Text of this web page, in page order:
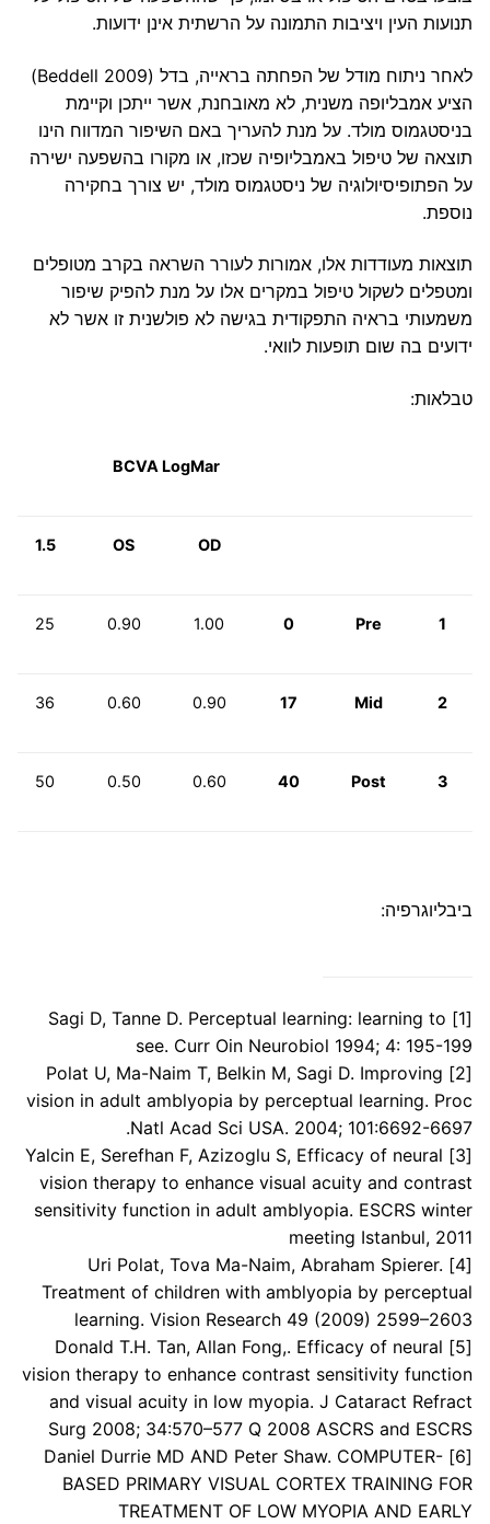
תנועות העין ויציבות התמונה על הרשתית אינן ידועות.
לאחר ניתוח מודל של הפחתה בראייה, בדל (Beddell 2009)
הציע אמבליופה משנית, לא מאובחנת, אשר ייתכן וקיימת
בניסטגמוס מולד. על מנת להעריך באם השיפור המדווח הינו
תוצאה של טיפול באמבליופיה שכזו, או מקורו בהשפעה ישירה
על הפתופיסיולוגיה של ניסטגמוס מולד, יש צורך בחקירה
נוספת.
תוצאות מעודדות אלו, אמורות לעורר השראה בקרב מטופלים
ומטפלים לשקול טיפול במקרים אלו על מנת להפיק שיפור
משמעותי בראיה התפקודית בגישה לא פולשנית זו אשר לא
ידועים בה שום תופעות לוואי.
טבלאות:
BCVA LogMar
OD
OS
1.5
1
Pre
0
1.00
0.90
25
2
Mid
17
0.90
0.60
36
3
Post
40
0.60
0.50
50
ביבליוגרפיה:
[1]
­Sagi D, Tanne D. Perceptual learning: learning to
see. Curr Oin Neurobiol 1994; 4: 195-199
[2]
Polat U, Ma-Naim T, Belkin M, Sagi D. Improving
vision in adult amblyopia by perceptual learning. Proc
Natl Acad Sci USA. 2004; 101:6692-6697.
[3]
Yalcin E, Serefhan F, Azizoglu S, Efficacy of neural
vision therapy to enhance visual acuity and contrast
sensitivity function in adult amblyopia. ESCRS winter
meeting Istanbul, 2011
[4]
Uri Polat, Tova Ma-Naim, Abraham Spierer.
Treatment of children with amblyopia by perceptual
learning. Vision Research 49 (2009) 2599–2603
[5]
Donald T.H. Tan, Allan Fong,. Efficacy of neural
vision therapy to enhance contrast sensitivity function
and visual acuity in low myopia. J Cataract Refract
Surg 2008; 34:570–577 Q 2008 ASCRS and ESCRS
[6]
Daniel Durrie MD AND Peter Shaw. COMPUTER-
BASED PRIMARY VISUAL CORTEX TRAINING FOR
TREATMENT OF LOW MYOPIA AND EARLY